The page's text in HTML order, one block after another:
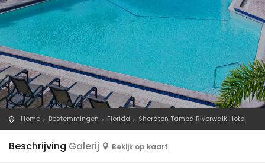
Home Bestemmingen Florida Sheraton Tampa Riverwalk Hotel
Beschrijving Galerij Bekijk op kaart